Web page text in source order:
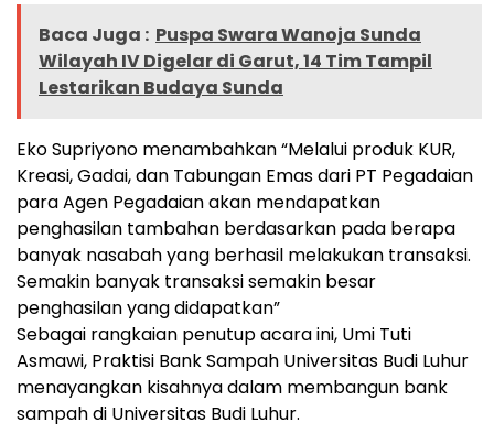
Baca Juga : Puspa Swara Wanoja Sunda
Wilayah IV Digelar di Garut, 14 Tim Tampil
Lestarikan Budaya Sunda
Eko Supriyono menambahkan “Melalui produk KUR,
Kreasi, Gadai, dan Tabungan Emas dari PT Pegadaian
para Agen Pegadaian akan mendapatkan
penghasilan tambahan berdasarkan pada berapa
banyak nasabah yang berhasil melakukan transaksi.
Semakin banyak transaksi semakin besar
penghasilan yang didapatkan”
Sebagai rangkaian penutup acara ini, Umi Tuti
Asmawi, Praktisi Bank Sampah Universitas Budi Luhur
menayangkan kisahnya dalam membangun bank
sampah di Universitas Budi Luhur.